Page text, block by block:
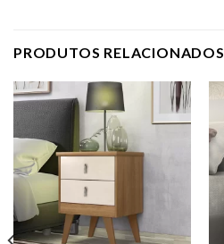
PRODUTOS RELACIONADOS